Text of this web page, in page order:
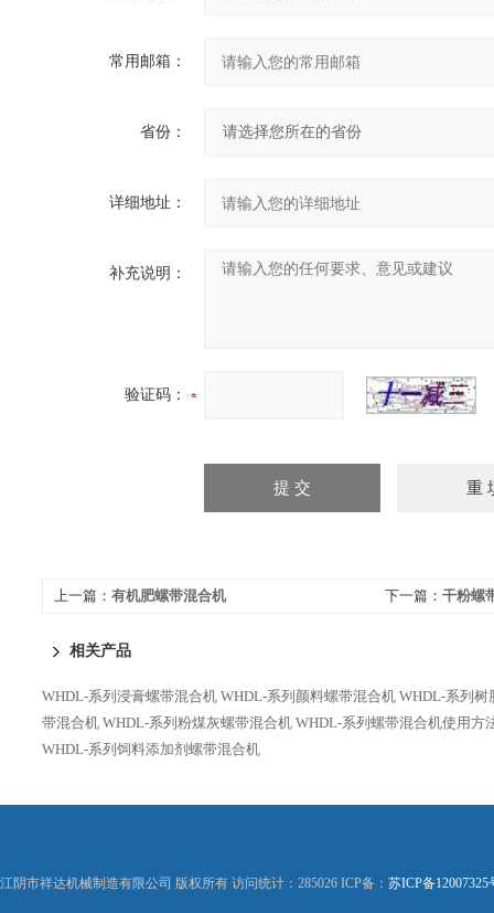
常用邮箱：
省份：
详细地址：
补充说明：
验证码：
上一篇： 有机肥螺带混合机 下一篇： 干粉螺
相关产品
WHDL-系列浸膏螺带混合机 WHDL-系列颜料螺带混合机 WHDL-系列树
带混合机 WHDL-系列粉煤灰螺带混合机 WHDL-系列螺带混合机使用方
WHDL-系列饲料添加剂螺带混合机
江阴市祥达机械制造有限公司 版权所有 访问统计：285026 ICP备： 苏ICP备12007325